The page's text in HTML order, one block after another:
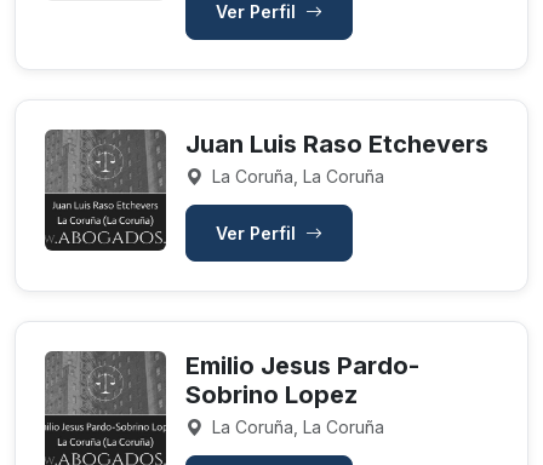
Ver Perfil
Juan Luis Raso Etchevers
La Coruña, La Coruña
Ver Perfil
Emilio Jesus Pardo-
Sobrino Lopez
La Coruña, La Coruña